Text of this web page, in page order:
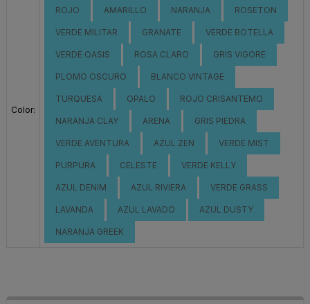
Color:
ROJO AMARILLO NARANJA ROSETON
VERDE MILITAR GRANATE VERDE BOTELLA
VERDE OASIS ROSA CLARO GRIS VIGORE
PLOMO OSCURO BLANCO VINTAGE
TURQUESA OPALO ROJO CRISANTEMO
NARANJA CLAY ARENA GRIS PIEDRA
VERDE AVENTURA AZUL ZEN VERDE MIST
PURPURA CELESTE VERDE KELLY
AZUL DENIM AZUL RIVIERA VERDE GRASS
LAVANDA AZUL LAVADO AZUL DUSTY
NARANJA GREEK